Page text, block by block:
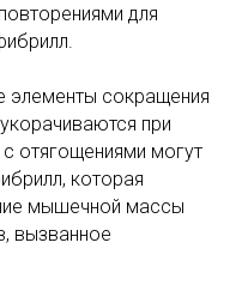
для
элементы сокращения
при
отягощениями могут
которая
мышечной массы
вызванное